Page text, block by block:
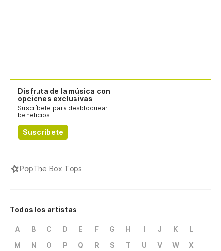
Disfruta de la música con
opciones exclusivas
Suscríbete para desbloquear
beneficios.
Suscríbete
PopThe Box Tops
Todos los artistas
A B C D E F G H I J K
L
M
N O P Q R S T U V W
X